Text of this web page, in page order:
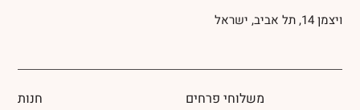
ויצמן 14, תל אביב, ישראל
משלוחי פרחים חנות